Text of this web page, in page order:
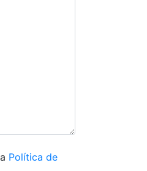
Política de